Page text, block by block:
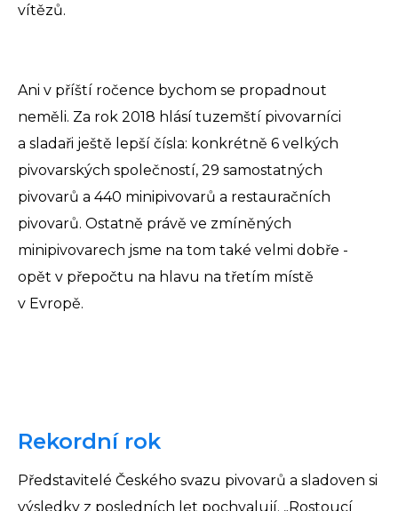
vítězů.
Ani v příští ročence bychom se propadnout
neměli. Za rok 2018 hlásí tuzemští pivovarníci
a sladaři ještě lepší čísla: konkrétně 6 velkých
pivovarských společností, 29 samostatných
pivovarů a 440 minipivovarů a restauračních
pivovarů. Ostatně právě ve zmíněných
minipivovarech jsme na tom také velmi dobře -
opět v přepočtu na hlavu na třetím místě
v Evropě.
Rekordní rok
Představitelé Českého svazu pivovarů a sladoven si
výsledky z posledních let pochvalují. „Rostoucí